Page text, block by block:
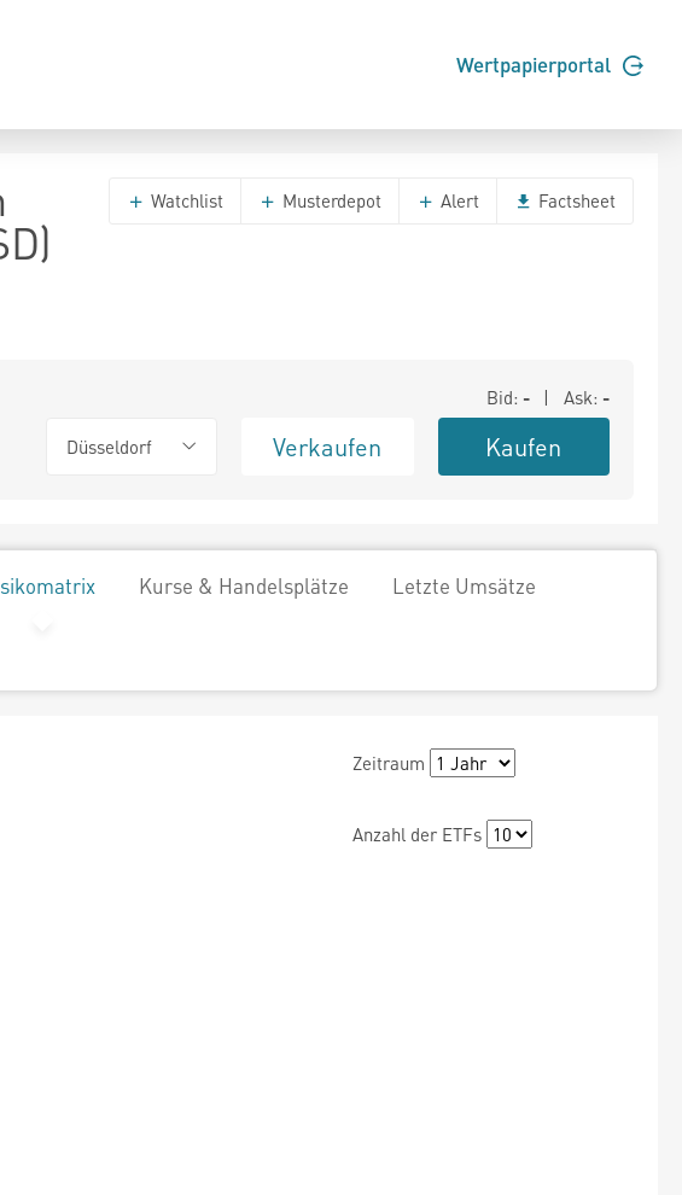
Wertpapierportal
Watchlist Musterdepot Alert Factsheet
Bid: - | Ask: -
Düsseldorf Verkaufen Kaufen
Kurse & Handelsplätze Letzte Umsätze
Zeitraum
Anzahl der ETFs